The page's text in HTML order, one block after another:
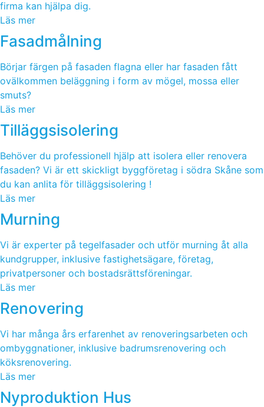
firma kan hjälpa dig.
Läs mer
Fasadmålning
Börjar färgen på fasaden flagna eller har fasaden fått
ovälkommen beläggning i form av mögel, mossa eller
smuts?
Läs mer
Tilläggsisolering
Behöver du professionell hjälp att isolera eller renovera
fasaden? Vi är ett skickligt byggföretag i södra Skåne som
du kan anlita för tilläggsisolering !
Läs mer
Murning
Vi är experter på tegelfasader och utför murning åt alla
kundgrupper, inklusive fastighetsägare, företag,
privatpersoner och bostadsrättsföreningar.
Läs mer
Renovering
Vi har många års erfarenhet av renoveringsarbeten och
ombyggnationer, inklusive badrumsrenovering och
köksrenovering.
Läs mer
Nyproduktion Hus